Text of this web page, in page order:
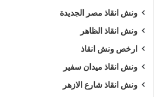
ونش انقاذ مصر الجديدة
ونش انقاذ الظاهر
ارخص ونش انقاذ
ونش انقاذ ميدان سفير
ونش انقاذ شارع الازهر